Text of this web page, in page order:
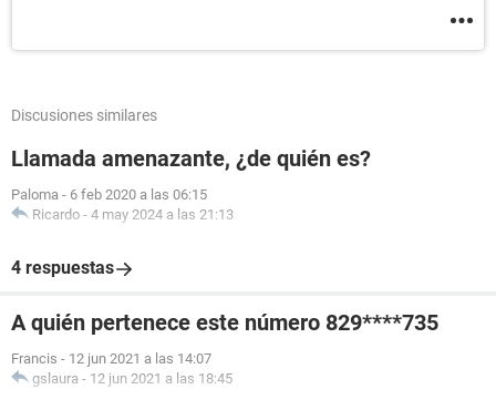
Discusiones similares
Llamada amenazante, ¿de quién es?
Paloma - 6 feb 2020 a las 06:15
Ricardo - 4 may 2024 a las 21:13
4 respuestas
A quién pertenece este número 829****735
Francis - 12 jun 2021 a las 14:07
gslaura - 12 jun 2021 a las 18:45